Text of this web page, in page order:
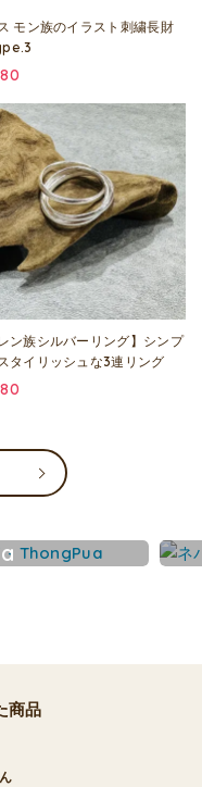
モン族のイラスト刺繍長財
レン族シルバーリング】シンプ
タイリッシュな3連リング
商品